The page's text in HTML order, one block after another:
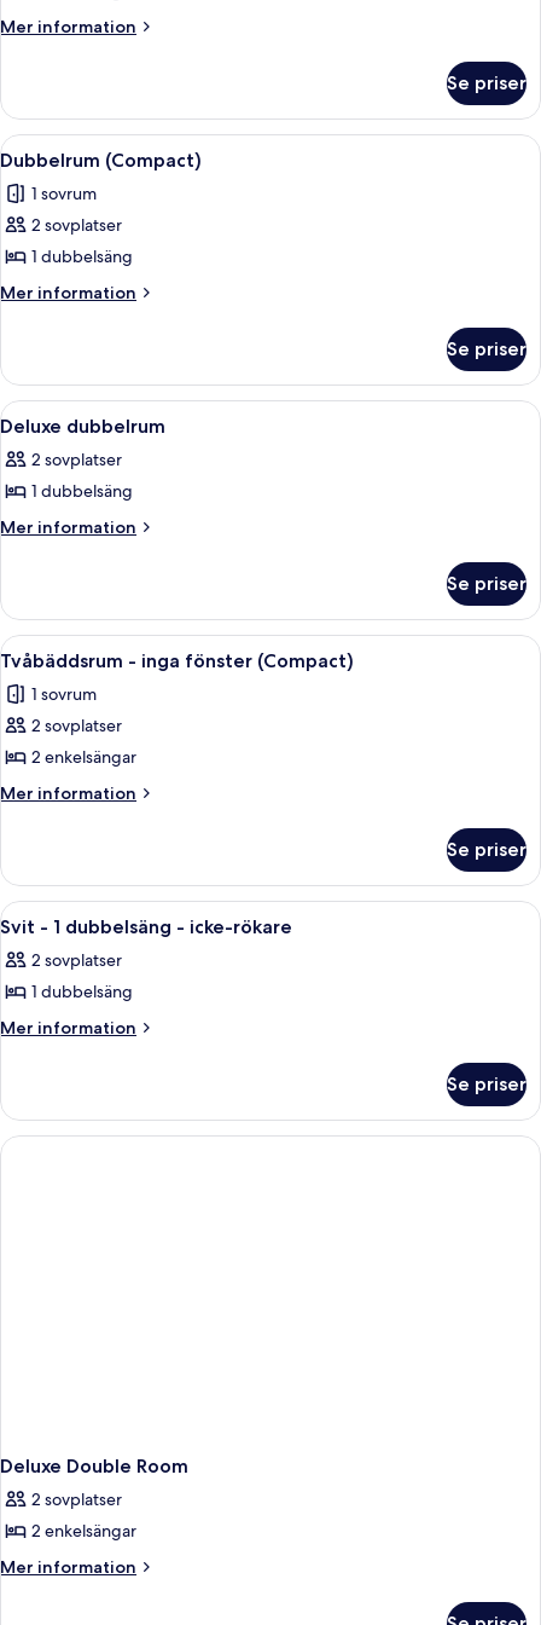
tvåbäddsrum
Mer information
Mer
tvåbäddsrum
Se priser
Öppna
alla
foton
för
Dubbelrum
(Compact)
Ett hotellrum med en stor säng, en
13
Dubbelrum (Compact)
1 sovrum
2 sovplatser
1 dubbelsäng
Mer information
Mer
(Compact)
Se priser
Öppna
alla
foton
för
Deluxe
Ett sovrum med en stor säng, ett
14
Deluxe dubbelrum
2 sovplatser
1 dubbelsäng
Mer information
Mer
dubbelrum
Se priser
Öppna
alla
foton
för
Tvåbäddsrum
-
(Compact)
Ett hotellrum med en säng, ett
7
Tvåbäddsrum - inga fönster (Compact)
1 sovrum
2 sovplatser
2 enkelsängar
Mer information
Mer
-
inga
fönster
Se priser
Öppna
alla
foton
för
Svit
dubbelsäng
En säng med en svart sänggavel,
17
Svit - 1 dubbelsäng - icke-rökare
2 sovplatser
1 dubbelsäng
Mer information
Mer
-
dubbelsäng
Se priser
Deluxe Double Room
2 sovplatser
2 enkelsängar
Mer information
Mer